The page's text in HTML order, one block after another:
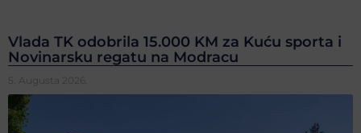
Vlada TK odobrila 15.000 KM za Kuću sporta i
Novinarsku regatu na Modracu
5. Augusta 2026.